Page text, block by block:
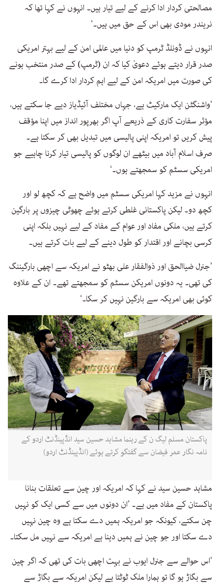
مصالحتی کردار ادا کرنے کے لیے تیار ہیں۔ انہوں نے کہا تھا کہ
نریندر مودی بھی اس کے حق میں ہیں۔‘
انہوں نے ڈونلڈ ٹرمپ کو دنیا میں عالمی امن کے لیے بہتر امریکی
صدر قرار دیتے ہوئے دعویٰ کیا کہ ان (ٹرمپ) کے صدر منتخب ہونے
کی صورت میں امریکہ امن کے لیے اہم کردار ادا کرے گا۔
’واشنگٹن ایک مارکیٹ ہے، جہاں مختلف آئیڈیاز دیے جا سکتے ہیں،
مؤثر سفارت کاری کے ذریعے آپ اگر بھرپور انداز میں اپنا مؤقف
پیش کریں تو امریکہ اپنی پالیسی میں تبدیل بھی کر سکتا ہے۔
صرف اسلام آباد میں بیٹھے ان لوگوں کو پالیسی تیار کرنا چاہیے جو
امریکی سسٹم کو سمجھتے ہوں۔‘
انہوں نے مزید کہا امریکی سسٹم میں واضح ہے کہ کچھ لو اور
کچھ دو۔ لیکن پاکستانی غلطی کرتے ہوئے چھوٹی چیزوں پر بارگین
کرتے ہیں، ملکی مفاد اور عوام کے مفاد کے لیے نہیں بلکہ اپنی
کرسی بچانے اور اقتدار کو طول دینے کے لیے بات کرتے ہیں۔
’جنرل ضیاالحق اور ذوالفقار علی بھٹو نے امریکہ سے اچھی بارگیننگ
کی تھی۔ یہ دونوں امریکن سسٹم کو سمجھتے تھے۔ ان کے علاوہ
کوئی بھی امریکہ سے بارگین نہیں کر سکا۔‘
پاکستان مسلم لیگ ن کے رہنما مشاہد حسین سید انڈپینڈنٹ اردو کے
نامہ نگار عمر فیضان سے گفتگو کرتے ہوئے (انڈپینڈنٹ اردو)
مشاہد حسین سید نے کہا کہ امریکہ اور چین سے تعلقات بنانا
پاکستان کے مفاد میں ہے۔ ’ان دونوں میں سے کسی ایک کو نہیں
چن سکتے، کیونکہ جو امریکہ ہمیں دے سکتا ہے وہ چین نہیں
دے سکتا اور جو چین نے ہمیں دینا ہے امریکہ سے نہیں مل سکتا۔
’اس حوالے سے جنرل ایوب نے بہت اچھی بات کی تھی کہ اگر چین
سے بگاڑ ہو گا تو ہمارا ملک ٹوٹتا ہے لیکن امریکہ سے بگاڑ سے